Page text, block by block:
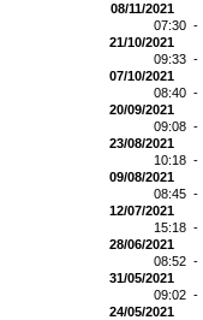
08/11/2021
07:30 -
21/10/2021
09:33 -
07/10/2021
08:40 -
20/09/2021
09:08 -
23/08/2021
10:18 -
09/08/2021
08:45 -
12/07/2021
15:18 -
28/06/2021
08:52 -
31/05/2021
09:02 -
24/05/2021